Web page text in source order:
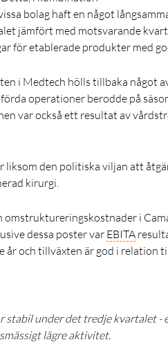
bolag haft en något
jämfört med motsvarande
för etablerade produkter med
i Medtech hölls tillbaka något
operationer berodde på
var också ett resultat av
den politiska viljan att
kirurgi.
omstruktureringskostnader i
dessa poster var EBITA
år och tillväxten är god i relation
stabil under det tredje kvartalet -
lägre aktivitet.